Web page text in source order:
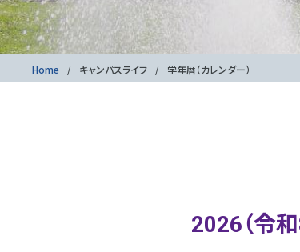
Home キャンパスライフ 学年暦（カレンダー）
2026（令